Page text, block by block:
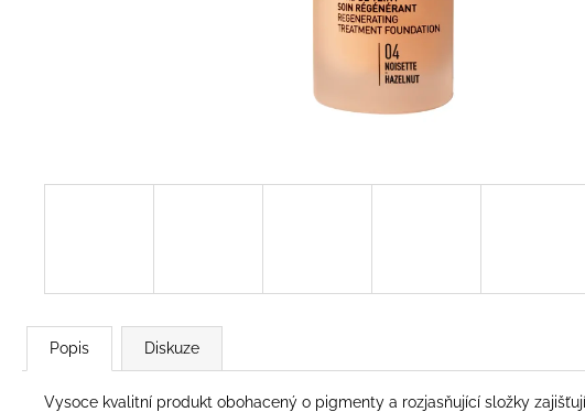
Popis Diskuze
Vysoce kvalitní produkt obohacený o pigmenty a rozjasňující složky